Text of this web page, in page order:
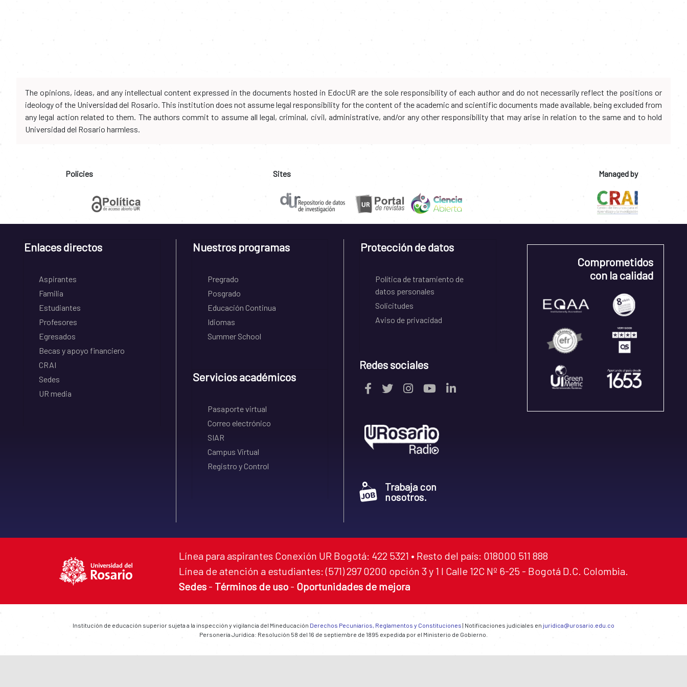
The opinions, ideas, and any intellectual content expressed in the documents hosted in EdocUR are the sole responsibility of each author and do not necessarily reflect the positions or
ideology of the Universidad del Rosario. This institution does not assume legal responsibility for the content of the academic and scientific documents made available, being excluded from
any legal action related to them. The authors commit to assume all legal, criminal, civil, administrative, and/or any other responsibility that may arise in relation to the same and to hold
Universidad del Rosario harmless.
Policies Sites Managed by
Enlaces directos
Aspirantes
Familia
Estudiantes
Profesores
Egresados
Becas y apoyo financiero
CRAI
Sedes
UR media
Nuestros programas
Pregrado
Posgrado
Educación Continua
Idiomas
Summer School
Servicios académicos
Pasaporte virtual
Correo electrónico
SIAR
Campus Virtual
Registro y Control
Protección de datos
Política de tratamiento de
datos personales
Solicitudes
Aviso de privacidad
Redes sociales
Trabaja con
nosotros.
Comprometidos
con la calidad
Línea para aspirantes Conexión UR Bogotá: 422 5321 • Resto del país: 018000 511 888
Línea de atención a estudiantes: (571) 297 0200 opción 3 y 1 I Calle 12C Nº 6-25 - Bogotá D.C. Colombia.
Sedes - Términos de uso - Oportunidades de mejora
Institución de educación superior sujeta a la inspección y vigilancia del Mineducación Derechos Pecuniarios, Reglamentos y Constituciones | Notificaciones judiciales en juridica@urosario.edu.co
Personería Jurídica: Resolución 58 del 16 de septiembre de 1895 expedida por el Ministerio de Gobierno.